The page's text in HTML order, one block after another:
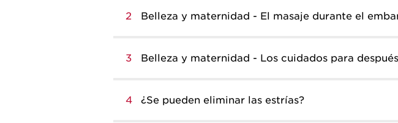
2 Belleza y maternidad - El masaje durante el
3 Belleza y maternidad - Los cuidados para
4 ¿Se pueden eliminar las estrías?